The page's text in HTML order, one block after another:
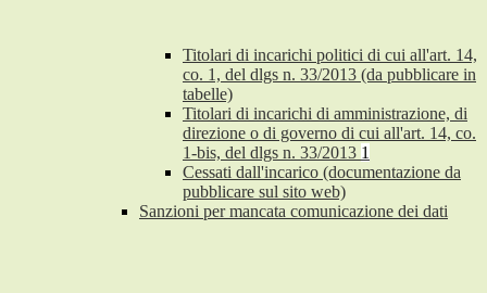
Titolari di incarichi politici di cui all'art. 14,
co. 1, del dlgs n. 33/2013 (da pubblicare in
tabelle)
Titolari di incarichi di amministrazione, di
direzione o di governo di cui all'art. 14, co.
1-bis, del dlgs n. 33/2013 1
Cessati dall'incarico (documentazione da
pubblicare sul sito web)
Sanzioni per mancata comunicazione dei dati